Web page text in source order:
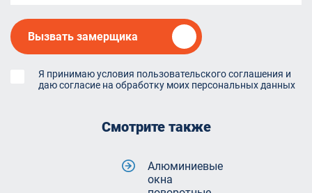
Вызвать замерщика
Я принимаю условия пользовательского соглашения и
даю согласие на обработку моих персональных данных
Смотрите также
Алюминиевые
окна